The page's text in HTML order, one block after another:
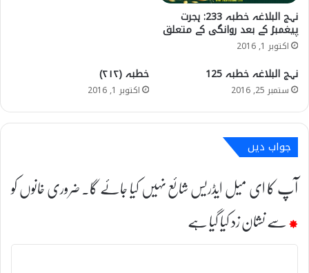
نہج البلاغہ خطبہ 233: ہجرت
پیغمبرؐ کے بعد روانگی کے متعلق
اکتوبر 1, 2016
نہج البلاغہ خطبہ 125
ستمبر 25, 2016
خطبہ (۲۱۲)
اکتوبر 1, 2016
جواب دیں
آپ کا ای میل ایڈریس شائع نہیں کیا جائے گا۔ضروری خانوں کو
*سے نشان زد کیا گیا ہے
ت